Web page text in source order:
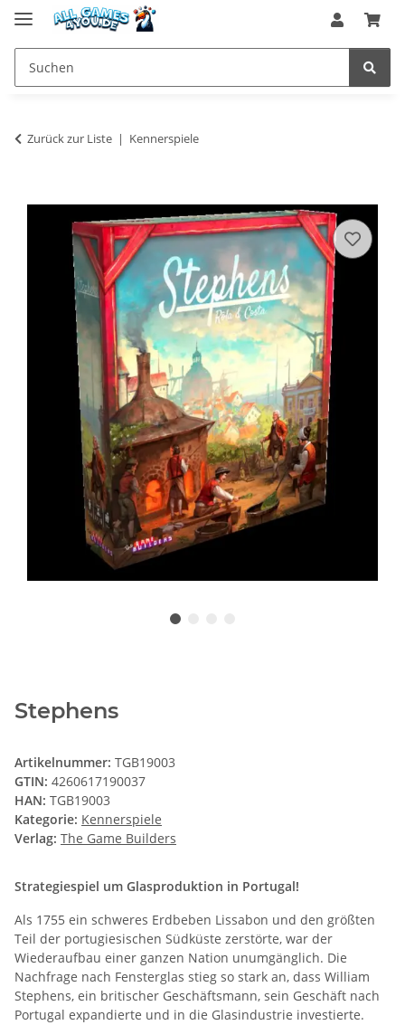
Zurück zur Liste Kennerspiele
Stephens
Artikelnummer: TGB19003
GTIN: 4260617190037
HAN: TGB19003
Kategorie: Kennerspiele
Verlag: The Game Builders
Strategiespiel um Glasproduktion in Portugal!
Als 1755 ein schweres Erdbeben Lissabon und den größten
Teil der portugiesischen Südküste zerstörte, war der
Wiederaufbau einer ganzen Nation unumgänglich. Die
Nachfrage nach Fensterglas stieg so stark an, dass William
Stephens, ein britischer Geschäftsmann, sein Geschäft nach
Portugal expandierte und in die Glasindustrie investierte.